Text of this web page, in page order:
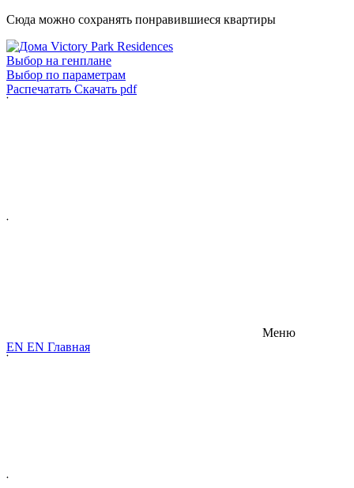
Сюда можно сохранять понравившиеся квартиры
Выбор на генплане
Выбор по параметрам
Распечатать Скачать pdf
Меню
EN EN Главная